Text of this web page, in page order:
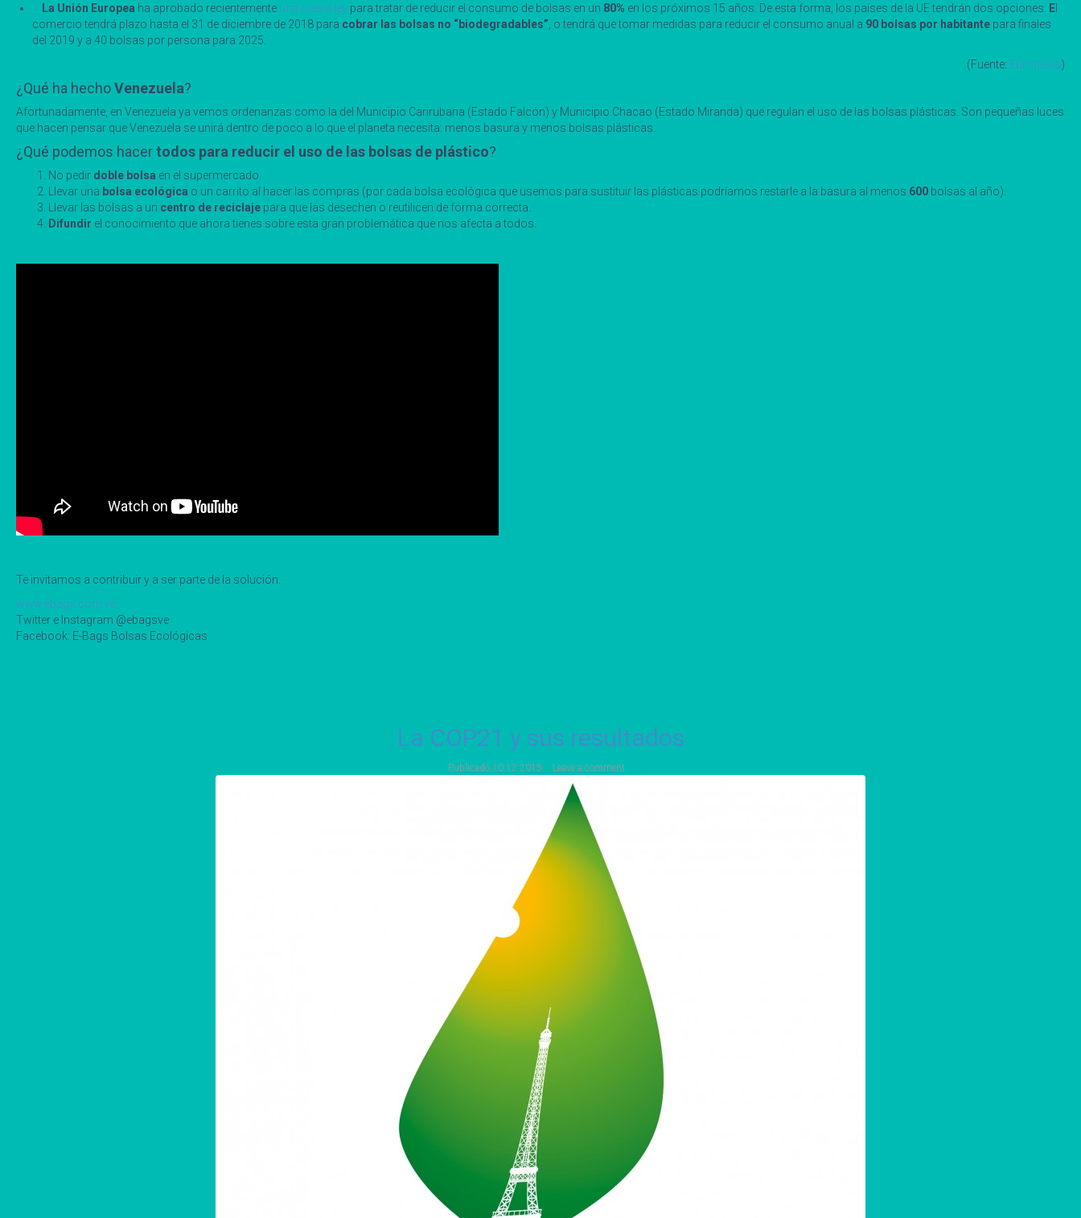
La Unión Europea ha aprobado recientemente una nueva ley para tratar de reducir el consumo de bolsas en un 80% en los próximos 15 años. De esta forma, los países de la UE tendrán dos opciones: E
comercio tendrá plazo hasta el 31 de diciembre de 2018 para cobrar las bolsas no “biodegradables” , o tendrá que tomar medidas para reducir el consumo anual a 90 bolsas por habitante para finales
del 2019 y a 40 bolsas por persona para 2025.
(Fuente: Euronews)
¿Qué ha hechoVenezuela?
Afortunadamente, en Venezuela ya vemos ordenanzas como la del Municipio Carirubana (Estado Falcón) y Municipio Chacao (Estado Miranda) que regulan el uso de las bolsas plásticas. Son pequeñas luces
que hacen pensar que Venezuela se unirá dentro de poco a lo que el planeta necesita: menos basura y menos bolsas plásticas.
¿Qué podemos hacertodos para reducir el uso de las bolsas de plástico?
No pedir doble bolsa en el supermercado.
Llevar una bolsa ecológica o un carrito al hacer las compras (por cada bolsa ecológica que usemos para sustituir las plásticas podríamos restarle a la basura al menos 600 bolsas al año).
Llevar las bolsas a un centro de reciclaje para que las desechen o reutilicen de forma correcta.
Difundir el conocimiento que ahora tienes sobre esta gran problemática que nos afecta a todos.
Te invitamos a contribuir y a ser parte de la solución.
www.ebags.com.ve
Twitter e Instagram @ebagsve
Facebook: E-Bags Bolsas Ecológicas
La COP21 y sus resultados
Publicado 10 12 2015 Leave a comment